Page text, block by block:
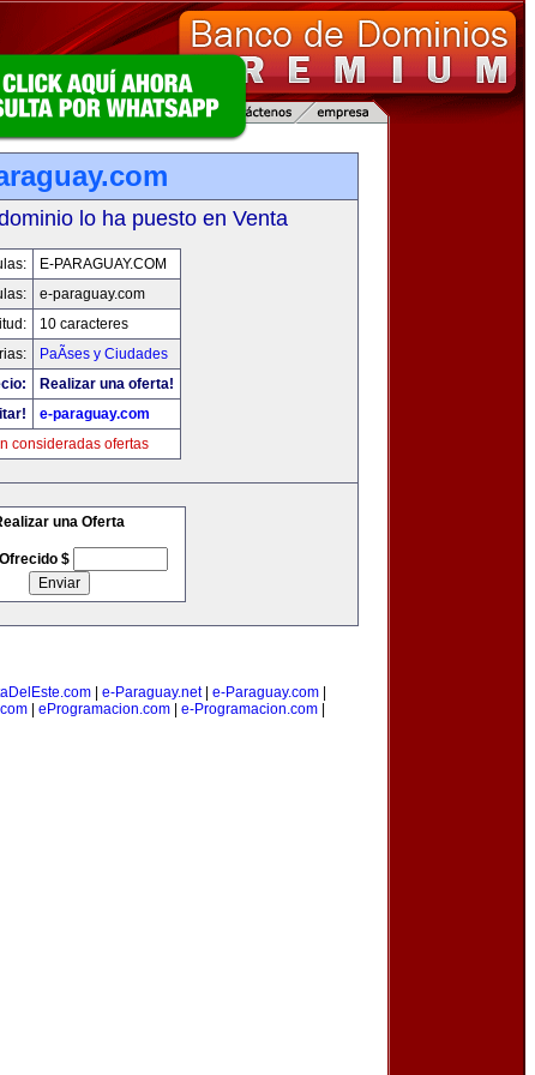
lo ha puesto en Venta
E-PARAGUAY.COM
e-paraguay.com
10 caracteres
PaÃ­ses y Ciudades
Realizar una oferta!
e-paraguay.com
consideradas ofertas
una Oferta
$
e-Paraguay.net| e-Paraguay.com
eProgramacion.com e-Programacion.com